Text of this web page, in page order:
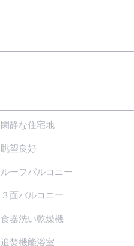
閑静な住宅地
眺望良好
ルーフバルコニー
３面バルコニー
食器洗い乾燥機
追焚機能浴室